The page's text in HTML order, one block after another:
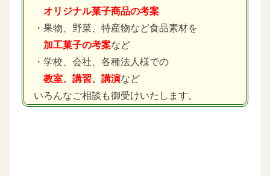
オリジナル菓子商品の考案
・果物、野菜、特産物など食品素材を
加工菓子の考案など
・学校、会社、各種法人様での
教室、講習、講演など
いろんなご相談も御受けいたします。